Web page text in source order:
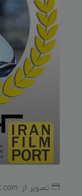
تصویر از: iranfilmport.com